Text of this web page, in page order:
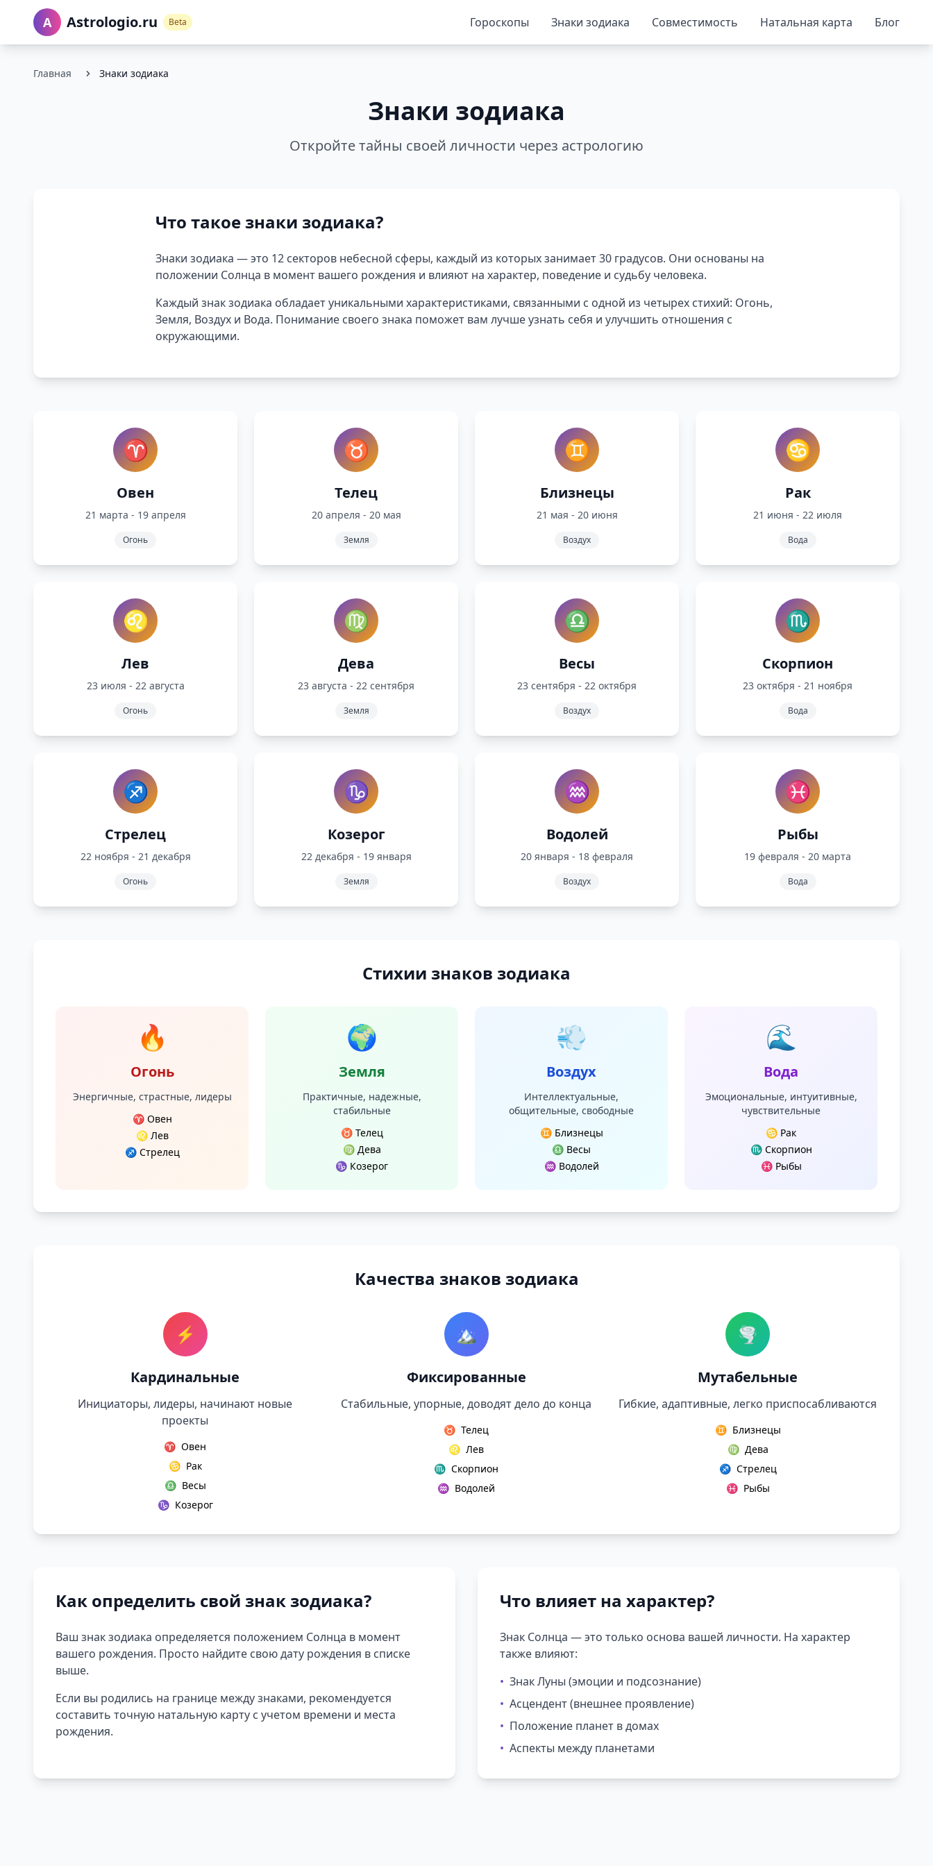
A Astrologio.ru Beta Гороскопы Знаки зодиака Совместимость Натальная карта Блог
Главная Знаки зодиака
Знаки зодиака
Откройте тайны своей личности через астрологию
Что такое знаки зодиака?
Знаки зодиака — это 12 секторов небесной сферы, каждый из которых занимает 30 градусов. Они основаны на
положении Солнца в момент вашего рождения и влияют на характер, поведение и судьбу человека.
Каждый знак зодиака обладает уникальными характеристиками, связанными с одной из четырех стихий: Огонь,
Земля, Воздух и Вода. Понимание своего знака поможет вам лучше узнать себя и улучшить отношения с
окружающими.
♈
Овен
21 марта - 19 апреля
Огонь
♉
Телец
20 апреля - 20 мая
Земля
♊
Близнецы
21 мая - 20 июня
Воздух
♋
Рак
21 июня - 22 июля
Вода
♌
Лев
23 июля - 22 августа
Огонь
♍
Дева
23 августа - 22 сентября
Земля
♎
Весы
23 сентября - 22 октября
Воздух
♏
Скорпион
23 октября - 21 ноября
Вода
♐
Стрелец
22 ноября - 21 декабря
Огонь
♑
Козерог
22 декабря - 19 января
Земля
♒
Водолей
20 января - 18 февраля
Воздух
♓
Рыбы
19 февраля - 20 марта
Вода
Стихии знаков зодиака
🔥
Огонь
Энергичные, страстные, лидеры
♈ Овен
♌ Лев
♐ Стрелец
🌍
Земля
Практичные, надежные,
стабильные
♉ Телец
♍ Дева
♑ Козерог
💨
Воздух
Интеллектуальные,
общительные, свободные
♊ Близнецы
♎ Весы
♒ Водолей
🌊
Вода
Эмоциональные, интуитивные,
чувствительные
♋ Рак
♏ Скорпион
♓ Рыбы
Качества знаков зодиака
⚡
Кардинальные
Инициаторы, лидеры, начинают новые
проекты
♈ Овен
♋ Рак
♎ Весы
♑ Козерог
🏔️
Фиксированные
Стабильные, упорные, доводят дело до конца
♉ Телец
♌ Лев
♏ Скорпион
♒ Водолей
🌪️
Мутабельные
Гибкие, адаптивные, легко приспосабливаются
♊ Близнецы
♍ Дева
♐ Стрелец
♓ Рыбы
Как определить свой знак зодиака?
Ваш знак зодиака определяется положением Солнца в момент
вашего рождения. Просто найдите свою дату рождения в списке
выше.
Если вы родились на границе между знаками, рекомендуется
составить точную натальную карту с учетом времени и места
рождения.
Что влияет на характер?
Знак Солнца — это только основа вашей личности. На характер
также влияют:
• Знак Луны (эмоции и подсознание)
• Асцендент (внешнее проявление)
• Положение планет в домах
• Аспекты между планетами